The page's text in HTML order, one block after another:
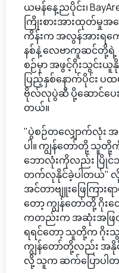
ယမန်နေ့ညပိုင်း၊
ကြိုးစားအားထုတ်မှုအ
ကိန်းက အလွန်အားရက
နစ်နဲ့ လေဗာကူဆင်တို့
စဉ်မှာ အဖွင့်ဂိုးသွင်း
ပြည့်နှစ်နောက်ပိုင်း
ဗိုလ်လုပွဲဆီ ပို့ဆောင်ပေး
တယ်။
"ပွဲစဉ်တလျှောက်လုံး အ
ပါ။ ကျွန်တော်တို့ သူတို့
ဘောလုံးကိုလည်း ပြို
တက်လုနိုင်ခဲ့ပါတယ်"
အင်တာဗျူးဖြေကြား
တော့ ကျွန်တော်တို့ ဂိုးတွ
ကတည်းက အဆုံးအဖြတ်
ရရင်တော့ သူတို့က ဂိုးသွ
ကျွန်တော်တို့လည်း အ
လို့ သူက ဆက်ပြောပါ